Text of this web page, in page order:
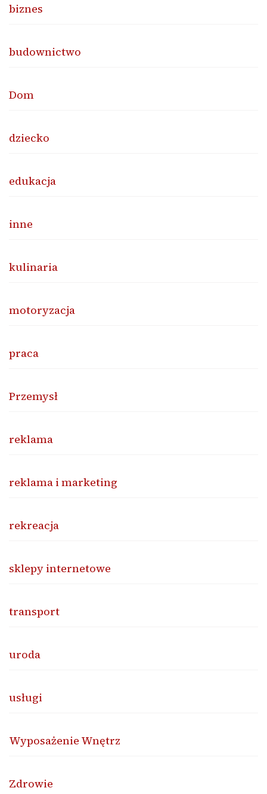
biznes
budownictwo
Dom
dziecko
edukacja
inne
kulinaria
motoryzacja
praca
Przemysł
reklama
reklama i marketing
rekreacja
sklepy internetowe
transport
uroda
usługi
Wyposażenie Wnętrz
Zdrowie